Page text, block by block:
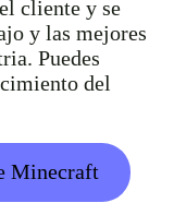
cliente y se
y las mejores
Puedes
del
Minecraft